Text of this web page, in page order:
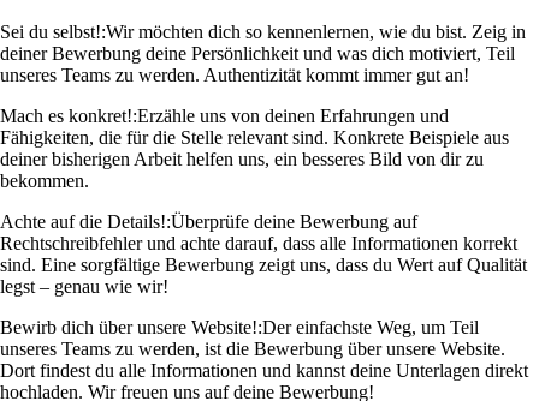
Sei du selbst!:Wir möchten dich so kennenlernen, wie du bist. Zeig in
deiner Bewerbung deine Persönlichkeit und was dich motiviert, Teil
unseres Teams zu werden. Authentizität kommt immer gut an!
Mach es konkret!:Erzähle uns von deinen Erfahrungen und
Fähigkeiten, die für die Stelle relevant sind. Konkrete Beispiele aus
deiner bisherigen Arbeit helfen uns, ein besseres Bild von dir zu
bekommen.
Achte auf die Details!:Überprüfe deine Bewerbung auf
Rechtschreibfehler und achte darauf, dass alle Informationen korrekt
sind. Eine sorgfältige Bewerbung zeigt uns, dass du Wert auf Qualität
legst – genau wie wir!
Bewirb dich über unsere Website!:Der einfachste Weg, um Teil
unseres Teams zu werden, ist die Bewerbung über unsere Website.
Dort findest du alle Informationen und kannst deine Unterlagen direkt
hochladen. Wir freuen uns auf deine Bewerbung!